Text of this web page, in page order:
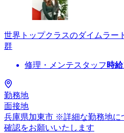
世界トップクラスのダイムラー
群
修理・メンテスタッフ 時給
勤務地
面接地
兵庫県加東市 ※詳細な勤務地に
確認をお願いいたします